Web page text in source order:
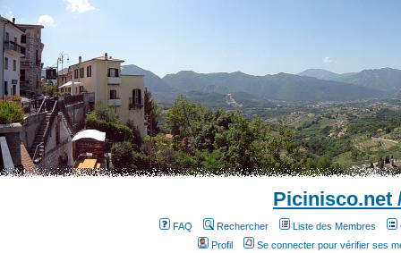
Picinisco.net
FAQ Rechercher Liste des Membres
Profil
Se connecter pour vérifier ses